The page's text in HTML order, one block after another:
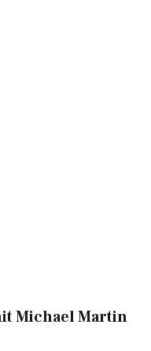
Michael Martin